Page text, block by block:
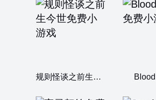
规则怪谈之前生今世